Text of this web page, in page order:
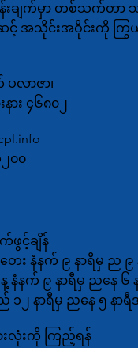
ချက်မှာ တစ်သက်တာ သ
င့် အသိုင်းအဝိုင်းကို ကြွယ်
လာဇာ၊
ား ၄၆၈၀၂
၀၀
င့်ချိန်
ေး နံနက် ၉ နာရီမှ ည
ေ့ နံနက် ၉ နာရီမှ ညနေ
၁၂ နာရီမှ ညနေ ၅ နာ
းလုံးကို ကြည့်ရန်